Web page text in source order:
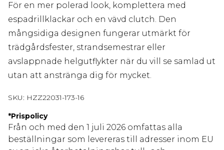
För en mer polerad look, komplettera med
espadrillklackar och en vävd clutch. Den
mångsidiga designen fungerar utmärkt för
trädgårdsfester, strandsemestrar eller
avslappnade helgutflykter när du vill se samlad ut
utan att anstränga dig för mycket.
SKU: HZZ22031-173-16
*Prispolicy
Från och med den 1 juli 2026 omfattas alla
beställningar som levereras till adresser inom EU